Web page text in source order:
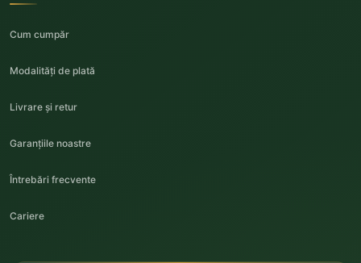
Cum cumpăr
Modalități de plată
Livrare și retur
Garanțiile noastre
Întrebări frecvente
Cariere